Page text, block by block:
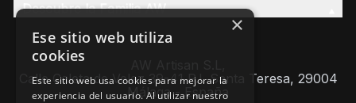
Descubre la Familia AW
Calle Caleta de Velez 39-41 P.I. Santa Teresa, 29004
Málaga - España
×
Ese sitio web utiliza
cookies
Este sitio web usa cookies para mejorar la
experiencia del usuario. Al utilizar nuestro